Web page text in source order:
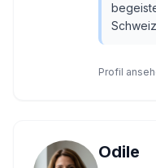
Profil
Odile